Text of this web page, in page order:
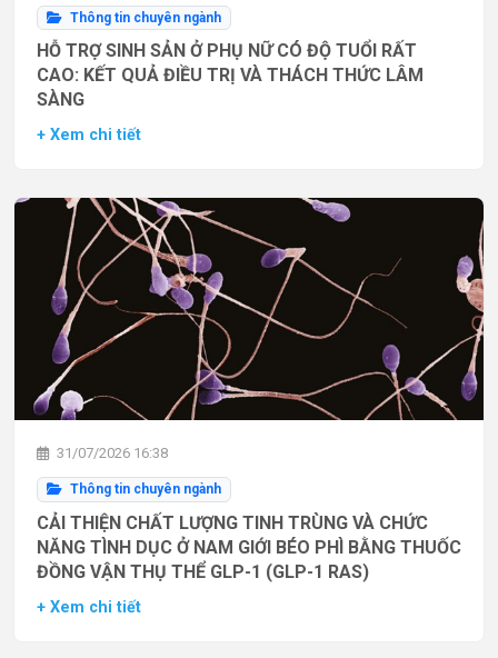
Thông tin chuyên ngành
HỖ TRỢ SINH SẢN Ở PHỤ NỮ CÓ ĐỘ TUỔI RẤT
CAO: KẾT QUẢ ĐIỀU TRỊ VÀ THÁCH THỨC LÂM
SÀNG
+ Xem chi tiết
31/07/2026 16:38
Thông tin chuyên ngành
CẢI THIỆN CHẤT LƯỢNG TINH TRÙNG VÀ CHỨC
NĂNG TÌNH DỤC Ở NAM GIỚI BÉO PHÌ BẰNG THUỐC
ĐỒNG VẬN THỤ THỂ GLP-1 (GLP-1 RAS)
+ Xem chi tiết